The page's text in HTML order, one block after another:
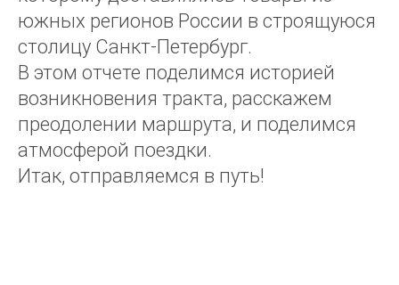
южных регионов России в строящуюся
столицу Санкт-Петербург.
В этом отчете поделимся историей
возникновения тракта, расскажем
преодолении маршрута, и поделимся
атмосферой поездки.
Итак, отправляемся в путь!